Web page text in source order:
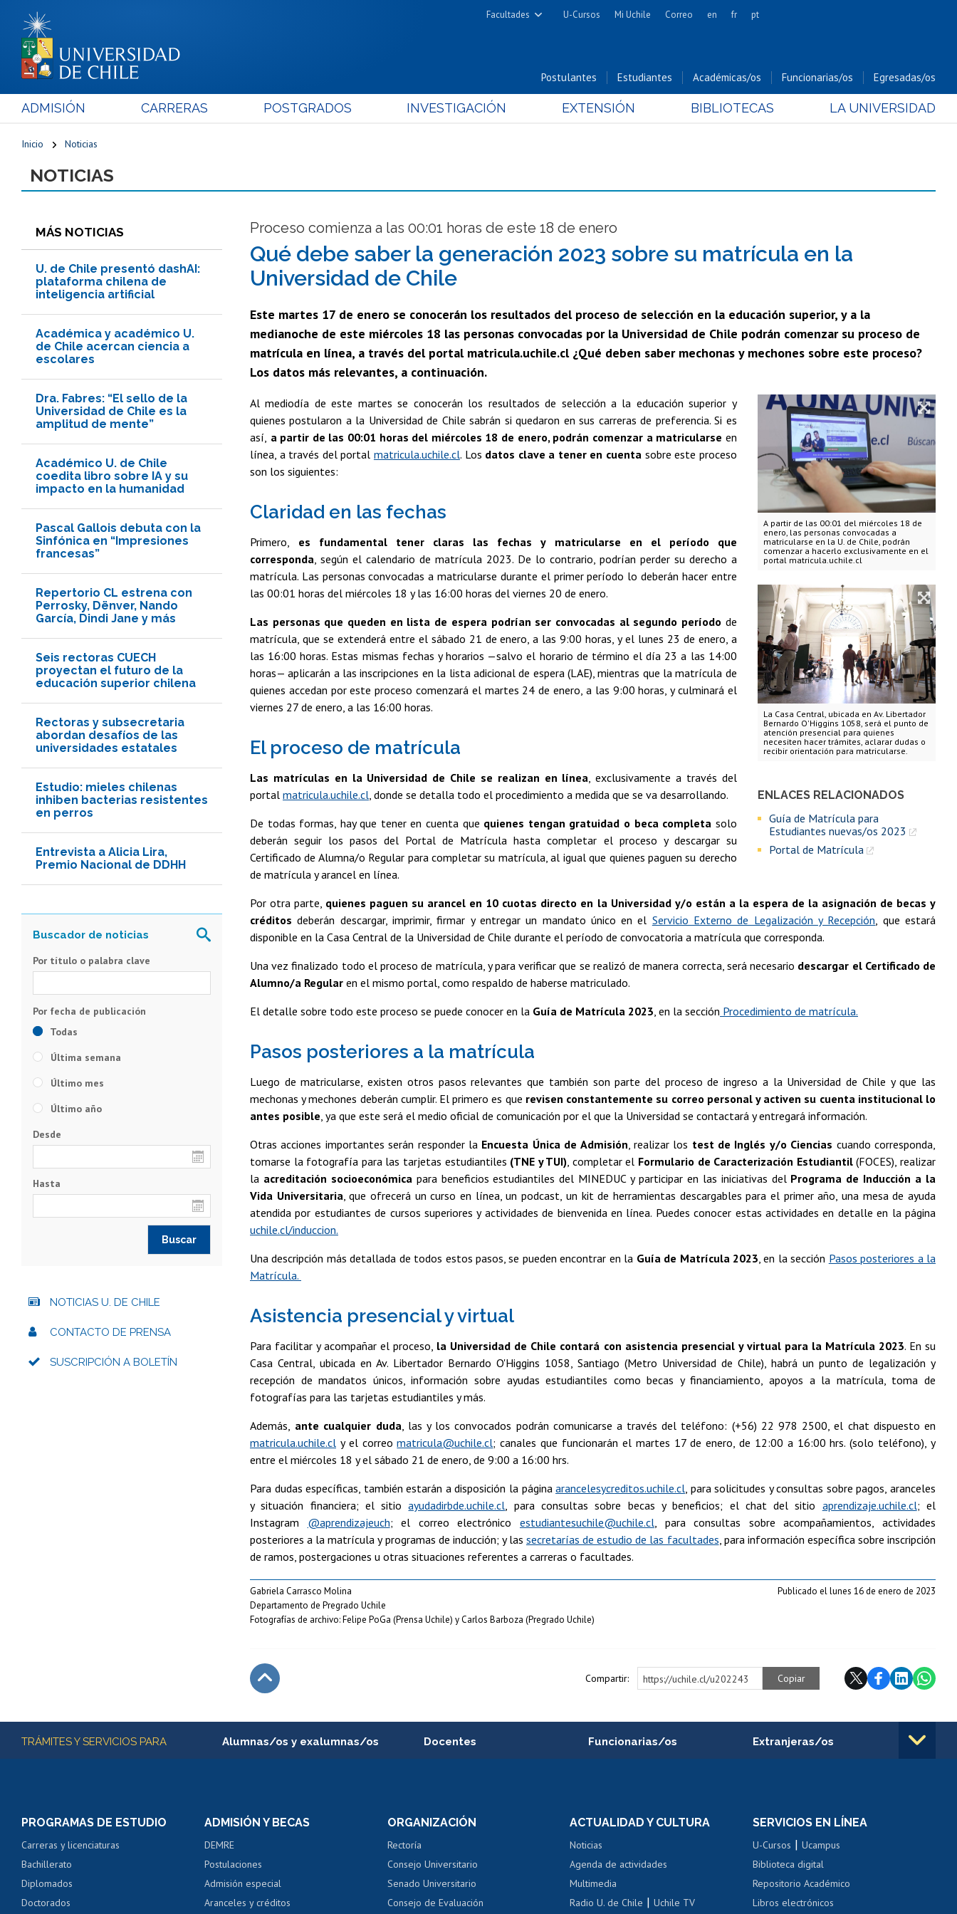
Facultades
Cs. Físicas y Matemáticas
Cs. Forestales y Conservación
Cs. Químicas y Farmacéuticas
Cs. Sociales
Estudios Avanzados en Educación
Nutrición y Tecnología de
Bachillerato
U-Cursos Mi Uchile Correo en fr pt
Postulantes Estudiantes Académicas/os Funcionarias/os Egresadas/os
ADMISIÓN CARRERAS POSTGRADOS INVESTIGACIÓN EXTENSIÓN BIBLIOTECAS LA UNIVERSIDAD
Inicio Noticias
NOTICIAS
MÁS NOTICIAS
U. de Chile presentó dashAI:
plataforma chilena de
inteligencia artificial
Académica y académico U.
de Chile acercan ciencia a
escolares
Dra. Fabres: “El sello de la
Universidad de Chile es la
amplitud de mente”
Académico U. de Chile
coedita libro sobre IA y su
impacto en la humanidad
Pascal Gallois debuta con la
Sinfónica en “Impresiones
francesas”
Repertorio CL estrena con
Perrosky, Dënver, Nando
García, Dindi Jane y más
Seis rectoras CUECH
proyectan el futuro de la
educación superior chilena
Rectoras y subsecretaria
abordan desafíos de las
universidades estatales
Estudio: mieles chilenas
inhiben bacterias resistentes
en perros
Entrevista a Alicia Lira,
Premio Nacional de DDHH
Proceso comienza a las 00:01 horas de este 18 de enero
Qué debe saber la generación 2023 sobre su matrícula en la
Universidad de Chile
Este martes 17 de enero se conocerán los resultados del proceso de selección en la educación superior, y a la
medianoche de este miércoles 18 las personas convocadas por la Universidad de Chile podrán comenzar su proceso de
matrícula en línea, a través del portal matricula.uchile.cl ¿Qué deben saber mechonas y mechones sobre este proceso?
Los datos más relevantes, a continuación.
A partir de las 00:01 del miércoles 18 de
enero, las personas convocadas a
matricularse en la U. de Chile, podrán
comenzar a hacerlo exclusivamente en el
portal matricula.uchile.cl
La Casa Central, ubicada en Av. Libertador
Bernardo O'Higgins 1058, será el punto de
atención presencial para quienes
necesiten hacer trámites, aclarar dudas o
recibir orientación para matricularse.
ENLACES RELACIONADOS
Guía de Matrícula para
Estudiantes nuevas/os 2023
Portal de Matrícula
Al mediodía de este martes se conocerán los resultados de selección a la educación superior y
quienes postularon a la Universidad de Chile sabrán si quedaron en sus carreras de preferencia. Si es
así, a partir de las 00:01 horas del miércoles 18 de enero, podrán comenzar a matricularse en
línea, a través del portal matricula.uchile.cl. Los datos clave a tener en cuenta sobre este proceso
son los siguientes:
Claridad en las fechas
Primero,
es fundamental tener claras las fechas y matricularse en el período que
corresponda , según el calendario de matrícula 2023. De lo contrario, podrían perder su derecho a
matrícula. Las personas convocadas a matricularse durante el primer período lo deberán hacer entre
las 00:01 horas del miércoles 18 y las 16:00 horas del viernes 20 de enero.
Las personas que queden en lista de espera podrían ser convocadas al segundo período de
matrícula, que se extenderá entre el sábado 21 de enero, a las 9:00 horas, y el lunes 23 de enero, a
las 16:00 horas. Estas mismas fechas y horarios —salvo el horario de término el día 23 a las 14:00
horas— aplicarán a las inscripciones en la lista adicional de espera (LAE), mientras que la matrícula de
quienes accedan por este proceso comenzará el martes 24 de enero, a las 9:00 horas, y culminará el
viernes 27 de enero, a las 16:00 horas.
El proceso de matrícula
Las matrículas en la Universidad de Chile se realizan en línea , exclusivamente a través del
portal matricula.uchile.cl , donde se detalla todo el procedimiento a medida que se va desarrollando.
De todas formas, hay que tener en cuenta que quienes tengan gratuidad o beca completa solo
deberán seguir los pasos del Portal de Matrícula hasta completar el proceso y descargar su
Certificado de Alumna/o Regular para completar su matrícula, al igual que quienes paguen su derecho
de matrícula y arancel en línea.
Por otra parte, quienes paguen su arancel en 10 cuotas directo en la Universidad y/o están a la espera de la asignación de becas y
créditos deberán descargar, imprimir, firmar y entregar un mandato único en el Servicio Externo de Legalización y Recepción , que estará
disponible en la Casa Central de la Universidad de Chile durante el período de convocatoria a matrícula que corresponda.
Una vez finalizado todo el proceso de matrícula, y para verificar que se realizó de manera correcta, será necesario descargar el Certificado de
Alumno/a Regular en el mismo portal, como respaldo de haberse matriculado.
El detalle sobre todo este proceso se puede conocer en la Guía de Matrícula 2023 , en la sección Procedimiento de matrícula.
Pasos posteriores a la matrícula
Luego de matricularse, existen otros pasos relevantes que también son parte del proceso de ingreso a la Universidad de Chile y que las
mechonas y mechones deberán cumplir. El primero es que revisen constantemente su correo personal y activen su cuenta institucional lo
antes posible , ya que este será el medio oficial de comunicación por el que la Universidad se contactará y entregará información.
Otras acciones importantes serán responder la Encuesta Única de Admisión , realizar los test de Inglés y/o Ciencias cuando corresponda,
tomarse la fotografía para las tarjetas estudiantiles (TNE y TUI) , completar el Formulario de Caracterización Estudiantil(FOCES), realizar
la acreditación socioeconómica para beneficios estudiantiles del MINEDUC y participar en las iniciativas delPrograma de Inducción a la
Vida Universitaria , que ofrecerá un curso en línea, un podcast, un kit de herramientas descargables para el primer año, una mesa de ayuda
atendida por estudiantes de cursos superiores y actividades de bienvenida en línea. Puedes conocer estas actividades en detalle en la página
uchile.cl/induccion.
Una descripción más detallada de todos estos pasos, se pueden encontrar en la Guía de Matrícula 2023 , en la sección Pasos posteriores a la
Matrícula.
Asistencia presencial y virtual
Para facilitar y acompañar el proceso, la Universidad de Chile contará con asistencia presencial y virtual para la Matrícula 2023. En su
Casa Central, ubicada en Av. Libertador Bernardo O'Higgins 1058, Santiago (Metro Universidad de Chile), habrá un punto de legalización y
recepción de mandatos únicos, información sobre ayudas estudiantiles como becas y financiamiento, apoyos a la matrícula, toma de
fotografías para las tarjetas estudiantiles y más.
Además, ante cualquier duda , las y los convocados podrán comunicarse a través del teléfono: (+56) 22 978 2500, el chat dispuesto en
matricula.uchile.cl y el correomatricula@uchile.cl; canales que funcionarán el martes 17 de enero, de 12:00 a 16:00 hrs. (solo teléfono), y
entre el miércoles 18 y el sábado 21 de enero, de 9:00 a 16:00 hrs.
Para dudas específicas, también estarán a disposición la páginaarancelesycreditos.uchile.cl , para solicitudes y consultas sobre pagos, aranceles
y situación financiera; el sitioayudadirbde.uchile.cl , para consultas sobre becas y beneficios; el chat del sitio aprendizaje.uchile.cl; el
Instagram @aprendizajeuch; el correo electrónicoestudiantesuchile@uchile.cl , para consultas sobre acompañamientos, actividades
posteriores a la matrícula y programas de inducción; y las secretarías de estudio de las facultades , para información específica sobre inscripción
de ramos, postergaciones u otras situaciones referentes a carreras o facultades.
Gabriela Carrasco Molina
Departamento de Pregrado Uchile
Fotografías de archivo: Felipe PoGa (Prensa Uchile) y Carlos Barboza (Pregrado Uchile)
Publicado el lunes 16 de enero de 2023
Compartir: https://uchile.cl/u202243 Copiar
Por título o palabra clave
Todas
Última semana
Último mes
Último año
Desde
Hasta
NOTICIAS U. DE CHILE
CONTACTO DE PRENSA
SUSCRIPCIÓN A BOLETÍN
Más información
TRÁMITES Y SERVICIOS PARA Alumnas/os y exalumnas/os
Consulta y certificado de notas
Servicio médico y dental
Pago de arancel y crédito alumnos
Pago de arancel y crédito exalumnos
Docentes
Perfeccionamiento
Evaluación docente
Calificación académica
Postulación al AUCAI
Funcionarias/os
Portal de movilidad interna
Certificado de renta
Certificado de renta
Gestión de correo uchile
Extranjeras/os
Movilidad Estudiantil
Cursos de español
PROGRAMAS DE ESTUDIO
Carreras y licenciaturas
Bachillerato
Diplomados
Doctorados
ADMISIÓN Y BECAS
DEMRE
Postulaciones
Admisión especial
Aranceles y créditos
ORGANIZACIÓN
Rectoría
Consejo Universitario
Senado Universitario
Consejo de Evaluación
ACTUALIDAD Y CULTURA
Noticias
Agenda de actividades
Multimedia
Radio U. de Chile |Uchile TV
SERVICIOS EN LÍNEA
U-Cursos |Ucampus
Biblioteca digital
Repositorio Académico
Libros electrónicos